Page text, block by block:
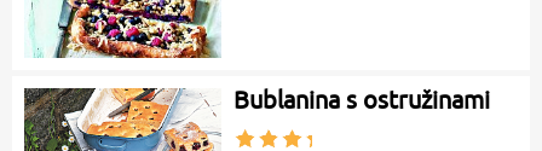
Bublanina s ostružinami